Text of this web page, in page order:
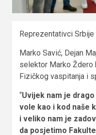
Reprezentativci
Marko Savić, Dejan
selektor Marko
Fizičkog vaspitanja i
“Uvijek nam je
vole kao i kod naše
i veliko nam je
da posjetimo